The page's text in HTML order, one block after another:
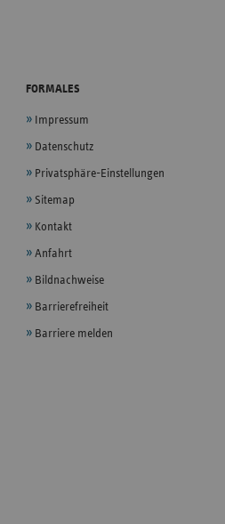
FORMALES
Impressum
Datenschutz
Privatsphäre-Einstellungen
Sitemap
Kontakt
Anfahrt
Bildnachweise
Barrierefreiheit
Barriere melden